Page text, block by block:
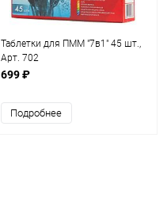
Таблетки для ПММ "7в1" 45 шт.,
Арт. 702
699 ₽
Подробнее